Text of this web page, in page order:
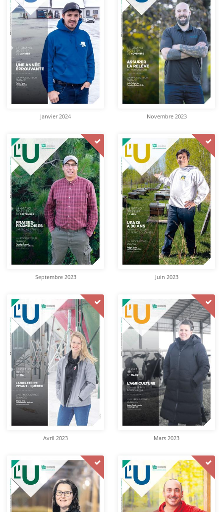
Janvier 2024 Novembre 2023
Septembre 2023 Juin 2023
Avril 2023 Mars 2023